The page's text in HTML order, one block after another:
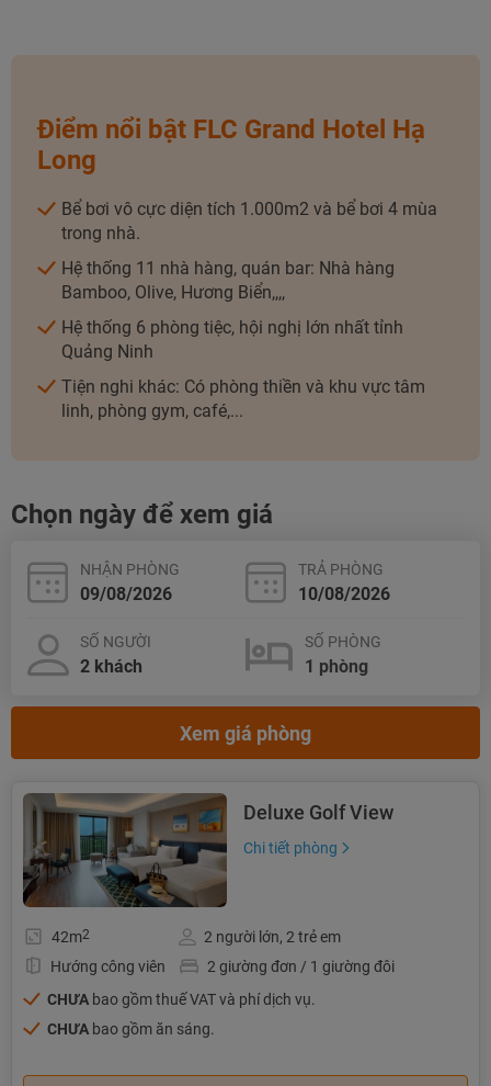
Điểm nổi bật FLC Grand Hotel Hạ
Long
Bể bơi vô cực diện tích 1.000m2 và bể bơi 4 mùa
trong nhà.
Hệ thống 11 nhà hàng, quán bar: Nhà hàng
Bamboo, Olive, Hương Biển,,,,
Hệ thống 6 phòng tiệc, hội nghị lớn nhất tỉnh
Quảng Ninh
Tiện nghi khác: Có phòng thiền và khu vực tâm
linh, phòng gym, café,...
Chọn ngày để xem giá
NHẬN PHÒNG TRẢ PHÒNG
SỐ NGƯỜI SỐ PHÒNG
Xem giá phòng
Deluxe Golf View
Chi tiết phòng
42m2
2 người lớn, 2 trẻ em
Hướng công viên
2 giường đơn / 1 giường đôi
CHƯA bao gồm thuế VAT và phí dịch vụ.
CHƯA bao gồm ăn sáng.
TƯ VẤN NGAY
TƯ VẤN NGAY